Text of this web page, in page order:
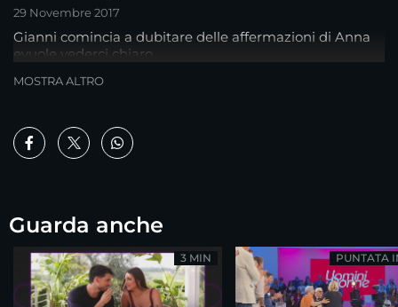
29 Novembre 2017
Gianni comincia a dubitare delle affermazioni di Anna
evuole vederci chiaro
MOSTRA ALTRO
Guarda anche
3 MIN PUNTATA